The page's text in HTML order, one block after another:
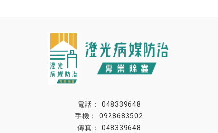
048339648
0928683502
048339648